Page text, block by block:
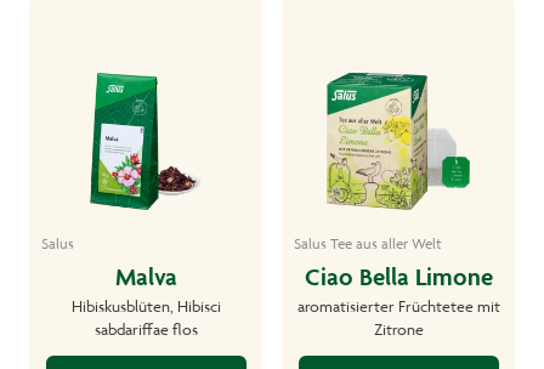
Salus
Malva
Hibiskusblüten, Hibisci
sabdariffae flos
Salus Tee aus aller Welt
Ciao Bella Limone
aromatisierter Früchtetee mit
Zitrone